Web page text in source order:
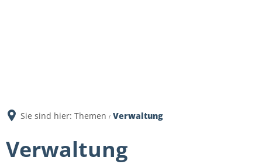
Sie sind hier: Themen Verwaltung
Verwaltung